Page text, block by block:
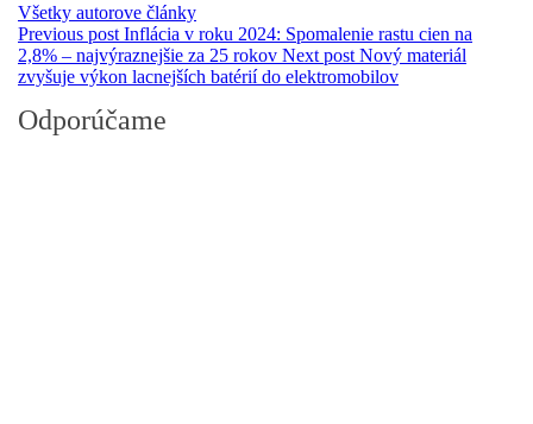
Všetky autorove články
Previous post Inflácia v roku 2024: Spomalenie rastu cien na
2,8% – najvýraznejšie za 25 rokov Next post Nový materiál
zvyšuje výkon lacnejších batérií do elektromobilov
Odporúčame